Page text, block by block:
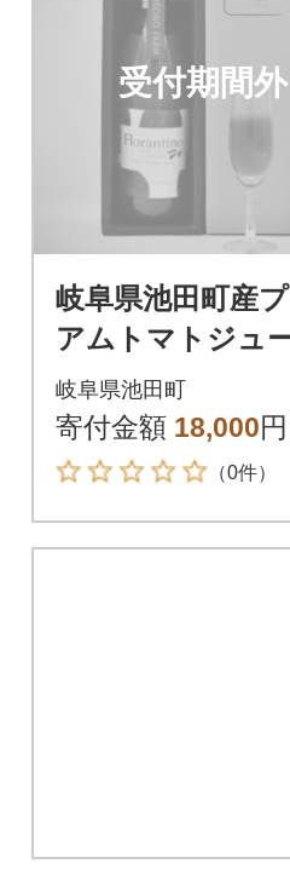
受付期間外
岐阜県池田町産
アムトマトジュー
000ml
岐阜県池田町
寄付金額 18,000円
（0件）